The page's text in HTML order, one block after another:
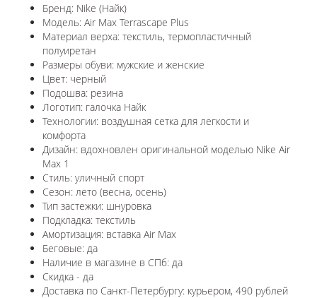
Бренд: Nike (Найк)
Модель: Air Max Terrascape Plus
Материал верха: текстиль, термопластичный
полуиретан
Размеры обуви: мужские и женские
Цвет: черный
Подошва: резина
Логотип: галочка Найк
Технологии: воздушная сетка для легкости и
комфорта
Дизайн: вдохновлен оригинальной моделью Nike Air
Max 1
Стиль: уличный спорт
Сезон: лето (весна, осень)
Тип застежки: шнуровка
Подкладка: текстиль
Амортизация: вставка Air Max
Беговые: да
Наличие в магазине в СПб: да
Скидка - да
Доставка по Санкт-Петербургу: курьером, 490 рублей